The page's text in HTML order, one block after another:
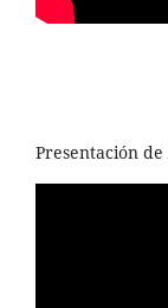
Presentación de